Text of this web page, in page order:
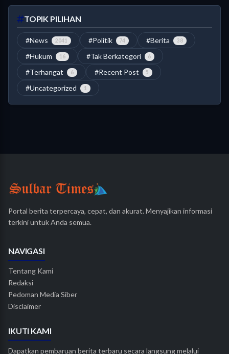
TOPIK PILIHAN
#News 2041 #Politik 74 #Berita 38
#Hukum 16 #Tak Berkategori 6
#Terhangat 6 #Recent Post 5
#Uncategorized 1
Portal berita terpercaya, cepat, dan akurat. Menyajikan informasi
terkini untuk Anda semua.
NAVIGASI
Tentang Kami
Redaksi
Pedoman Media Siber
Disclaimer
IKUTI KAMI
Dapatkan pembaruan berita terbaru secara langsung melalui